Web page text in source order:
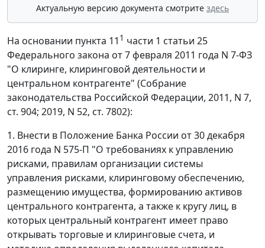
Актуальную версию документа смотрите здесь
На основании пункта 11 1 части 1 статьи 25
Федерального закона от 7 февраля 2011 года N 7-ФЗ
"О клиринге, клиринговой деятельности и
центральном контрагенте" (Собрание
законодательства Российской Федерации, 2011, N 7,
ст. 904; 2019, N 52, ст. 7802):
1. Внести в Положение Банка России от 30 декабря
2016 года N 575-П "О требованиях к управлению
рисками, правилам организации системы
управления рисками, клиринговому обеспечению,
размещению имущества, формированию активов
центрального контрагента, а также к кругу лиц, в
которых центральный контрагент имеет право
открывать торговые и клиринговые счета, и